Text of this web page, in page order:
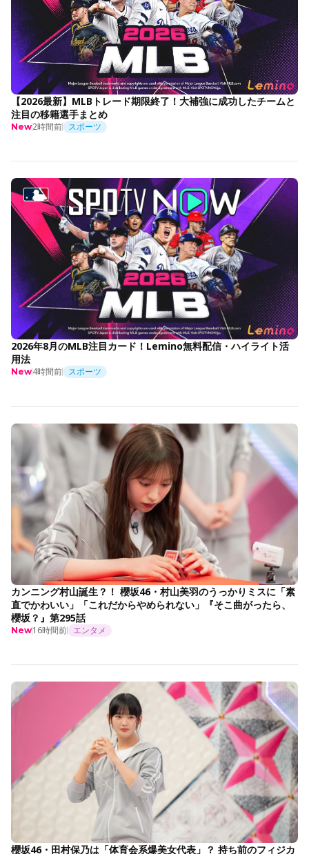
【2026最新】MLBトレード期限終了！大補強に成功したチームと
注目の移籍選手まとめ
New2時間前 スポーツ
2026年8月のMLB注目カード！Lemino無料配信・ハイライト活
用法
New4時間前 スポーツ
カンニング村山誕生？！ 櫻坂46・村山美羽のうっかりミスに「素
直でかわいい」「これだからやめられない」『そこ曲がったら、
櫻坂？』第295話
New16時間前 エンタメ
櫻坂46・田村保乃は「体育会系爆美女代表」？ 持ち前のフィジカ